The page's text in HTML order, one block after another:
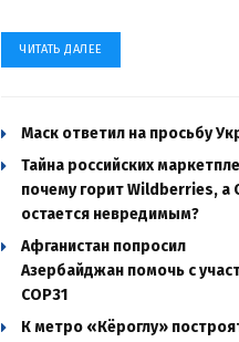
ЧИТАТЬ ДАЛЕЕ
Маск ответил на просьбу
Тайна российских
почему горит Wildberries, а
остается невредимым?
Афганистан попросил
Азербайджан помочь с
COP31
К метро «Кёроглу»